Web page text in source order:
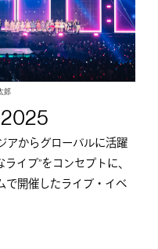
郎
アからグローバルに活躍
イブ”をコンセプトに、
で開催したライブ・イベ